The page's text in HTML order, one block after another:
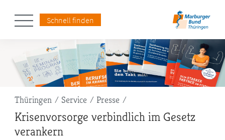
Schnell finden
Pfadnavigation
Thüringen Service Presse
Krisenvorsorge verbindlich im Gesetz
verankern